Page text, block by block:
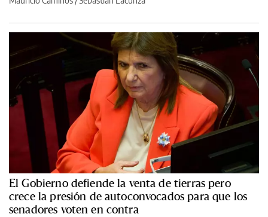
El Gobierno defiende la venta de tierras pero
crece la presión de autoconvocados para que los
senadores voten en contra